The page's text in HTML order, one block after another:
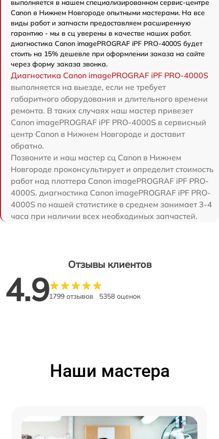
выполняется в нашем специализированном сервис-центре
Canon в Нижнем Новгороде опытными мастерами. На все
виды работ и запчасти предоставляем расширенную
гарантию - мы в сц уверены в качестве наших работ.
диагностика Canon imagePROGRAF iPF PRO-4000S будет
стоить на 15% дешевле при оформлении заказа на сайте
через форму заказа звонка.
Диагностика Canon imagePROGRAF iPF PRO-4000S
выполняется на выезде, если не требует
габаритного оборудования и длительного времени
ремонта. В таких случаях наш мастер привезет
Canon imagePROGRAF iPF PRO-4000S в сервисный
центр Canon в Нижнем Новгороде и доставит
обратно.
Позвоните и наш мастер сц Canon в Нижнем
Новгороде проконсультирует и определит стоимость
работ над плоттера Canon imagePROGRAF iPF PRO-
4000S. диагностика Canon imagePROGRAF iPF PRO-
4000S по нашей статистике в среднем занимает 3-4
часа при наличии всех необходимых запчастей.
Отзывы клиентов
4.91799 отзывов 5358 оценок
Наши мастера